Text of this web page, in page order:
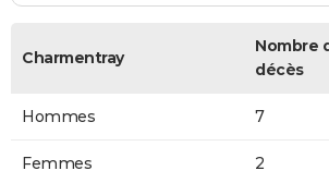
Charmentray
Nombre
décès
Hommes 7
Femmes 2